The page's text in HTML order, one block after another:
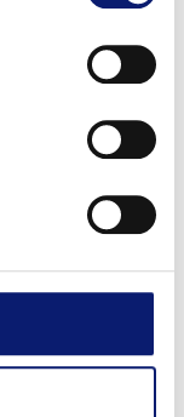
Esittelyauto
Espoo